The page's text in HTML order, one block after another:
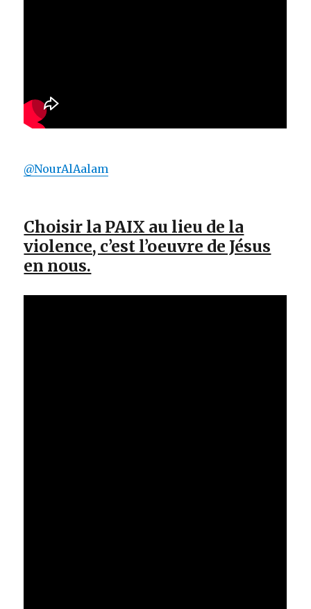
@NourAlAalam
Choisir la PAIX au lieu de la
violence, c’est l’oeuvre de Jésus
en nous.